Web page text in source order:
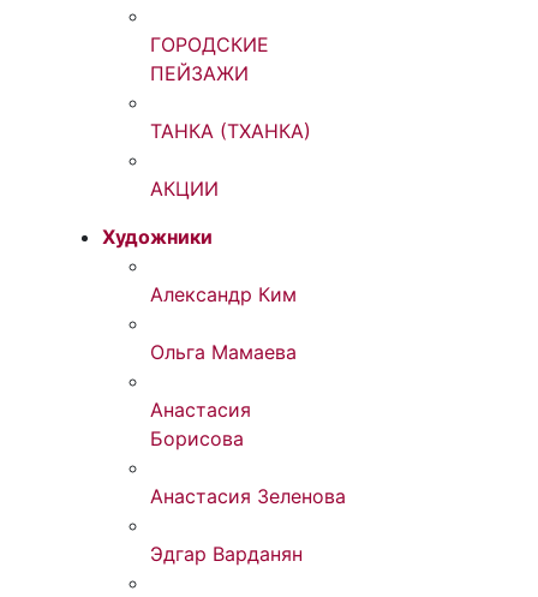
ГОРОДСКИЕ
ПЕЙЗАЖИ
ТАНКА (ТХАНКА)
АКЦИИ
Художники
Александр Ким
Ольга Мамаева
Анастасия
Борисова
Анастасия Зеленова
Эдгар Варданян